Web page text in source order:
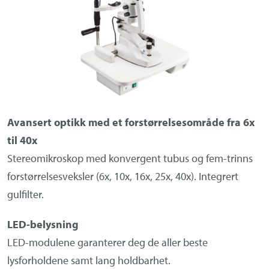
Avansert optikk med et forstørrelsesområde fra 6x
til 40x
Stereomikroskop med konvergent tubus og fem-trinns
forstørrelsesveksler (6x, 10x, 16x, 25x, 40x). Integrert
gulfilter.
LED-belysning
LED-modulene garanterer deg de aller beste
lysforholdene samt lang holdbarhet.